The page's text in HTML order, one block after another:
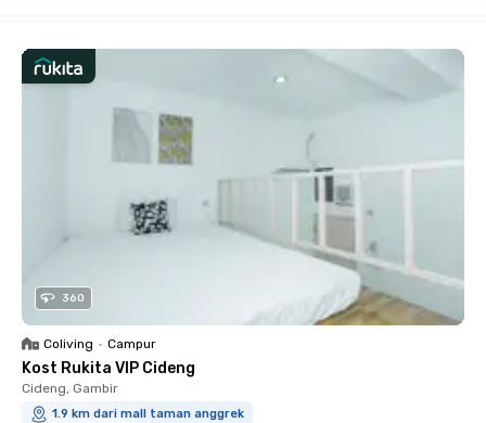
360
Coliving • Campur
Kost Rukita VIP Cideng
Cideng, Gambir
1.9 km dari mall taman anggrek